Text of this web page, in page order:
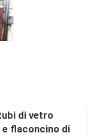
di vetro
flaconcino di